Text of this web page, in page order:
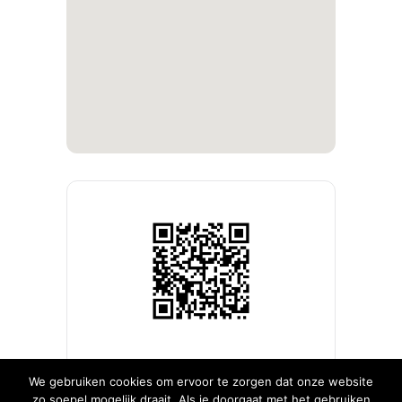
We gebruiken cookies om ervoor te zorgen dat onze website